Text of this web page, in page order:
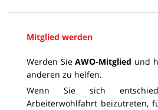
Mitglied werden
Werden SieAWO-Mitglied und
anderen zu helfen.
Wenn Sie sich
Arbeiterwohlfahrt beizutreten,